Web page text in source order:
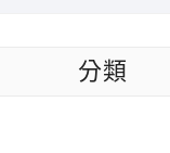
分類